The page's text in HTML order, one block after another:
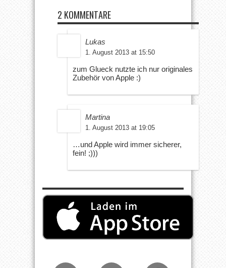
2 KOMMENTARE
Lukas
1. August 2013 at 15:50
zum Glueck nutzte ich nur originales
Zubehör von Apple :)
Martina
1. August 2013 at 19:05
…und Apple wird immer sicherer,
fein! ;)))